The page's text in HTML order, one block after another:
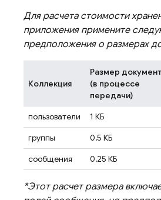
Для расчета стоимости
приложения примените
предположения о размерах
Коллекция
Размер
(в процессе
передачи)
пользователи
1 КБ
группы
0,5 КБ
сообщения
0,25 КБ
*Этот расчет размера